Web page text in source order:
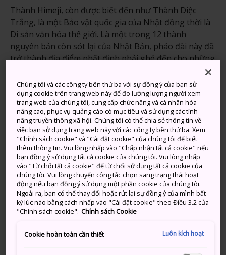
Thành Himeji, còn được biết đến như Thành Diệc
Trắng, là một Bảo vật quốc gia của Nhật đồng thời là
Di sản văn hóa thế giới. Là một trong 12 thành
nguyên bản còn sót lại của Nhật Bản, pháo đài này đã
trở thành địa điểm nhất định phải ghé đến cho những
Đừng bỏ lỡ
Hơn 1.000 cây hoa anh đào trong khuôn viên
thành khoe sắc mỗi mùa xuân
Tòa tháp thành gồm bảy tầng, 400 năm tuổi
Khu vườn Kokoen phong cách thời Edo bắt
trọn sự chuyển giao giữa các mùa tuyệt đẹp của
Nhật Bản
Chúng tôi và các công ty bên thứ ba với sự đồng ý của bạn sử
dụng cookie trên trang web này để đo lường lượng người xem
trang web của chúng tôi, cung cấp chức năng và cá nhân hóa
nâng cao, phục vụ quảng cáo có mục tiêu và sử dụng các tính
năng truyền thông xã hội. Chúng tôi có thể chia sẻ thông tin về
việc bạn sử dụng trang web này với các công ty bên thứ ba. Xem
"Chính sách cookie" và "Cài đặt cookie" của chúng tôi để biết
thêm thông tin. Vui lòng nhấp vào "Chấp nhận tất cả cookie" nếu
bạn đồng ý sử dụng tất cả cookie của chúng tôi. Vui lòng nhấp
vào "Từ chối tất cả cookie" để từ chối sử dụng tất cả cookie của
chúng tôi. Vui lòng chuyển công tắc chọn sang trạng thái hoạt
động nếu bạn đồng ý sử dụng một phần cookie của chúng tôi.
Ngoài ra, bạn có thể thay đổi hoặc rút lại sự đồng ý của mình bất
kỳ lúc nào bằng cách nhấp vào "Cài đặt cookie" theo Điều 3.2 của
"Chính sách cookie". Chính sách Cookie
Cookie hoàn toàn cần thiết Luôn kích hoạt